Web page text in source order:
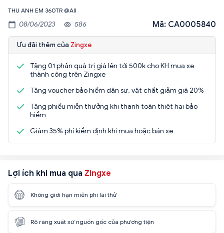
THU ANH EM 360TR @All
08/06/2023 586 Mã: CA0005840
Ưu đãi thêm của Zingxe
Tặng 01 phần quà trị giá lên tới 500k cho KH mua xe
thành công trên Zingxe
Tặng voucher bảo hiểm dân sự, vật chất giảm giá 20%
Tặng phiếu miễn thưởng khi thanh toán thiệt hại bảo
hiểm
Giảm 35% phí kiểm định khi mua hoặc bán xe
Lợi ích khi mua qua Zingxe
Không giới hạn miễn phí lái thử
Rõ ràng xuất xứ nguồn gốc của phương tiện